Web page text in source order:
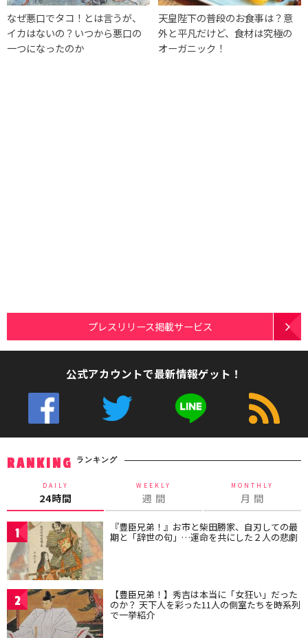
なぜ悪口でタコ！とは言うが、
イカはないの？いつから悪口の
一つになったのか
天皇陛下の普段のお食事は？意
外と平凡だけど、食材は究極の
オーガニック！
プレスリリース掲載サービス
公式アカウントで最新情報ゲット！
RANKING ランキング
DAILY
24時間
WEEKLY
週 間
MONTHLY
月 間
1 『豊臣兄弟！』お市と柴田勝家、自刃しての最
期と「辞世の句」…運命を共にした２人の悲劇
2 【豊臣兄弟！】秀吉は本当に「女狂い」だった
のか？ 天下人を彩った11人の側室たちを時系列
で一挙紹介